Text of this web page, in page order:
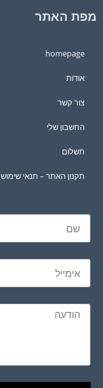
מפת האתר
homepage
אודות
צור קשר
החשבון שלי
תשלום
תקנון האתר – תנאי שימוש